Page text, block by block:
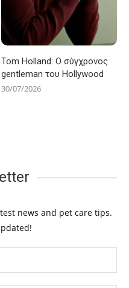
Tom Holland: Ο σύγχρονος
gentleman του Hollywood
30/07/2026
news and pet care tips.